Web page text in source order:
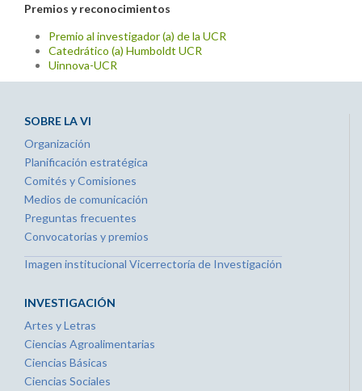
Premios y reconocimientos
Premio al investigador (a) de la UCR
Catedrático (a) Humboldt UCR
Uinnova-UCR
SOBRE LA VI
Organización
Planificación estratégica
Comités y Comisiones
Medios de comunicación
Preguntas frecuentes
Convocatorias y premios
Imagen institucional Vicerrectoría de Investigación
INVESTIGACIÓN
Artes y Letras
Ciencias Agroalimentarias
Ciencias Básicas
Ciencias Sociales